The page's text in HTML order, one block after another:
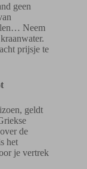
geen
Neem
prijsje te
geldt
de
het
je vertrek